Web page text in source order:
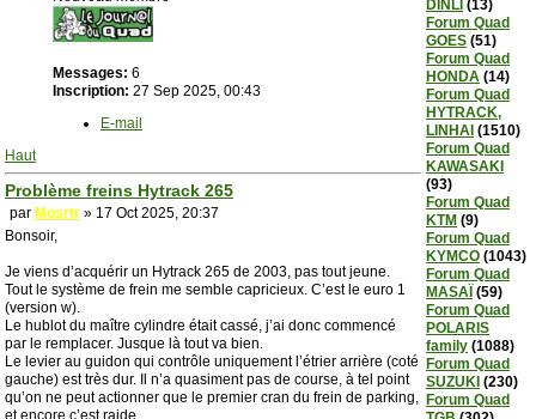
DINLI (13)
Forum Quad
GOES (51)
Forum Quad
HONDA (14)
Forum Quad
HYTRACK,
LINHAI (1510)
Forum Quad
KAWASAKI
(93)
Forum Quad
KTM (9)
Forum Quad
KYMCO (1043)
Forum Quad
MASAÏ (59)
Forum Quad
POLARIS
family (1088)
Forum Quad
SUZUKI (230)
Forum Quad
Messages: 6
Inscription: 27 Sep 2025, 00:43
E-mail
Haut
Problème freins Hytrack 265
par Mosrtr » 17 Oct 2025, 20:37
Bonsoir,
Je viens d’acquérir un Hytrack 265 de 2003, pas tout jeune.
Tout le système de frein me semble capricieux. C’est le euro 1
(version w).
Le hublot du maître cylindre était cassé, j’ai donc commencé
par le remplacer. Jusque là tout va bien.
Le levier au guidon qui contrôle uniquement l’étrier arrière (coté
gauche) est très dur. Il n’a quasiment pas de course, à tel point
qu’on ne peut actionner que le premier cran du frein de parking,
et encore c’est raide.